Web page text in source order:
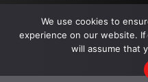
We use cookies to
experience on our website.
will assume that